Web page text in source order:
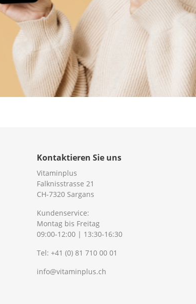
Kontaktieren Sie uns
Vitaminplus
Falknisstrasse 21
CH-7320 Sargans
Kundenservice:
Montag bis Freitag
09:00-12:00 | 13:30-16:30
Tel: +41 (0) 81 710 00 01
info@vitaminplus.ch